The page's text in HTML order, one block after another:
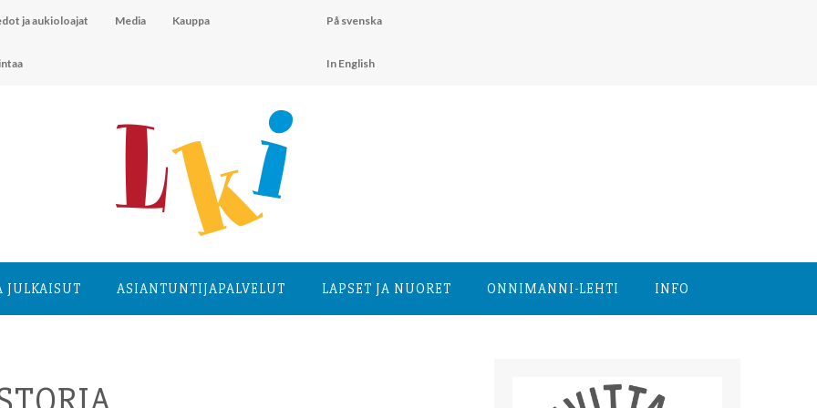
ja aukioloajat Media Kauppa På svenska
In English
JULKAISUT ASIANTUNTIJA­PALVELUT LAPSET JA NUORET ONNIMANNI-LEHTI INFO